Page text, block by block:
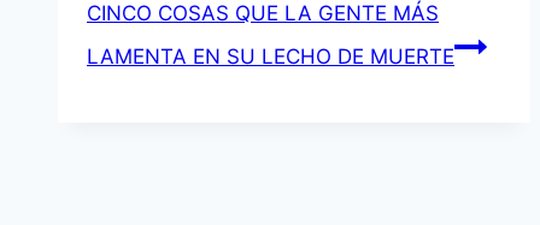
CINCO COSAS QUE LA GENTE MÁS
LAMENTA EN SU LECHO DE MUERTE